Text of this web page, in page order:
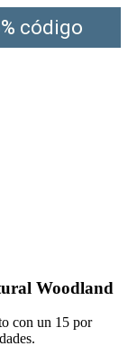
código
Woodland
con un 15 por